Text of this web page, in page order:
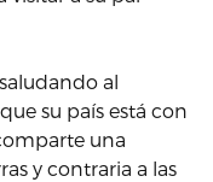
al
su país está con
una
y contraria a las